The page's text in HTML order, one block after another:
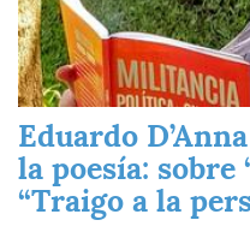
Eduardo
la poesía: sobre
“Traigo a la